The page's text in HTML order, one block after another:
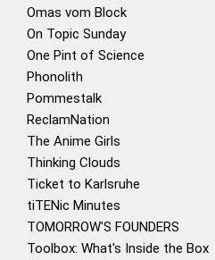
Omas vom Block
On Topic Sunday
One Pint of Science
Phonolith
Pommestalk
ReclamNation
The Anime Girls
Thinking Clouds
Ticket to Karlsruhe
tiTENic Minutes
TOMORROW'S FOUNDERS
Toolbox: What's Inside the Box